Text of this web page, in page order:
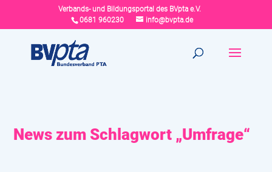
Verbands- und Bildungsportal des BVpta e.V.
0681 960230
info@bvpta.de
News zum Schlagwort „Umfrage“